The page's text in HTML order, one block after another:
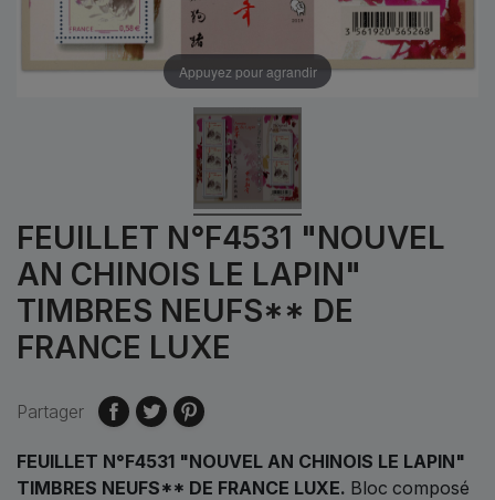
Appuyez pour agrandir
FEUILLET N°F4531 "NOUVEL
AN CHINOIS LE LAPIN"
TIMBRES NEUFS** DE
FRANCE LUXE
Partager
FEUILLET N°F4531 "NOUVEL AN CHINOIS LE LAPIN"
TIMBRES NEUFS** DE FRANCE LUXE. Bloc composé